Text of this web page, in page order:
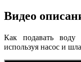
Видео
Как подавать
используя насос и